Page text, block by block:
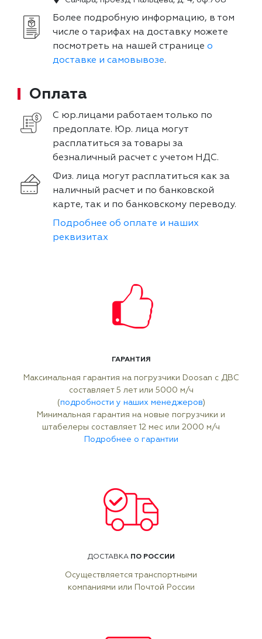
Более подробную информацию, в том
числе о тарифах на доставку можете
посмотреть на нашей странице о
доставке и самовывозе.
Оплата
С юр.лицами работаем только по
предоплате. Юр. лица могут
расплатиться за товары за
безналичный расчет с учетом НДС.
Физ. лица могут расплатиться как за
наличный расчет и по банковской
карте, так и по банковскому переводу.
Подробнее об оплате и наших
реквизитах
ГАРАНТИЯ
Максимальная гарантия на погрузчики Doosan с ДВС
составляет 5 лет или 5000 м/ч
(подробности у наших менеджеров)
Минимальная гарантия на новые погрузчики и
штабелеры составляет 12 мес или 2000 м/ч
Подробнее о гарантии
ДОСТАВКА ПО РОССИИ
Осуществляется транспортными
компаниями или Почтой России